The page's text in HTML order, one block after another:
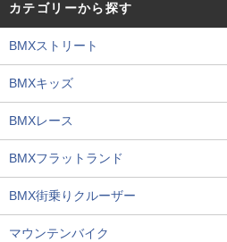
カテゴリーから探す
BMXストリート
BMXキッズ
BMXレース
BMXフラットランド
BMX街乗りクルーザー
マウンテンバイク